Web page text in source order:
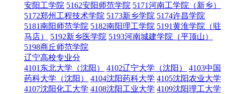
安阳工学院 5162安阳师范学院 5171河南工学院（新乡）
5172郑州工程技术学院 5173新乡学院 5174许昌学院
5181南阳师范学院 5182南阳理工学院 5191黄淮学院（驻
马店）
5192新乡医学院 5193河南城建学院（平顶山）
5198商丘师范学院
辽宁高校专业分
4101东北大学（沈阳）
4102辽宁大学（沈阳）
4103中国
药科大学（沈阳）
4104沈阳药科大学 4105沈阳农业大学
4107沈阳化工大学 4108沈阳工业大学 4109沈阳理工大学